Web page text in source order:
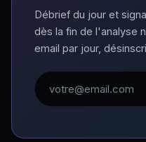
Débrief du jour et
dès la fin de l'analyse
email par jour,
Adresse email